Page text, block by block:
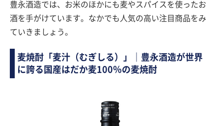
豊永酒造では、お米のほかにも麦やスパイスを使ったお
酒を手がけています。なかでも人気の高い注目商品をみ
ていきましょう。
麦焼酎「麦汁（むぎしる）」｜豊永酒造が世界
に誇る国産はだか麦100％の麦焼酎